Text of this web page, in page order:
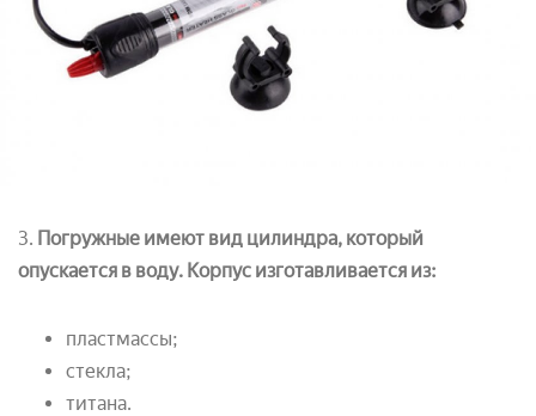
3. Погружные имеют вид цилиндра, который
опускается в воду. Корпус изготавливается из:
пластмассы;
стекла;
титана.